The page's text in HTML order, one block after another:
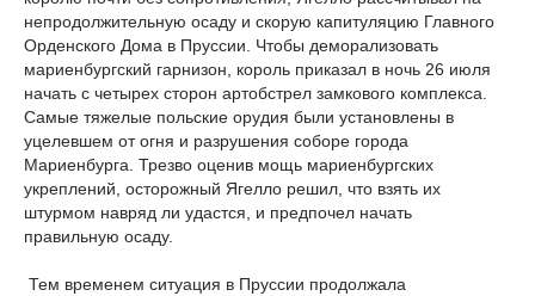
непродолжительную осаду и скорую капитуляцию Главного
Орденского Дома в Пруссии. Чтобы деморализовать
мариенбургский гарнизон, король приказал в ночь 26 июля
начать с четырех сторон артобстрел замкового комплекса.
Самые тяжелые польские орудия были установлены в
уцелевшем от огня и разрушения соборе города
Мариенбурга. Трезво оценив мощь мариенбургских
укреплений, осторожный Ягелло решил, что взять их
штурмом навряд ли удастся, и предпочел начать
правильную осаду.
Тем временем ситуация в Пруссии продолжала